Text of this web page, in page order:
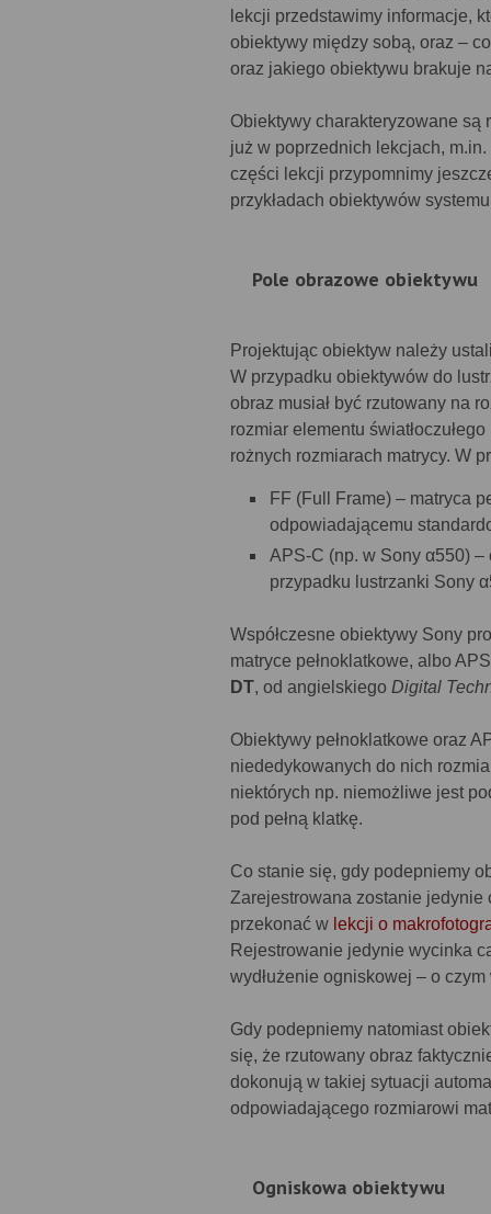
lekcji przedstawimy informacje,
obiektywy między sobą, oraz –
oraz jakiego obiektywu brakuje
Obiektywy charakteryzowane są
już w poprzednich lekcjach,
części lekcji przypomnimy
przykładach obiektywów
Pole obrazowe obiektywu
Projektując obiektyw należy
W przypadku obiektywów do
obraz musiał być rzutowany na
rozmiar elementu
rożnych rozmiarach matrycy. W
FF (Full Frame) – matryca
odpowiadającemu
APS-C (np. w Sony α550) –
przypadku lustrzanki Sony
Współczesne obiektywy Sony
matryce pełnoklatkowe, albo
DT, od angielskiego Digital
Obiektywy pełnoklatkowe oraz
niededykowanych do nich
niektórych np. niemożliwe jest
pod pełną klatkę.
Co stanie się, gdy podepniemy
Zarejestrowana zostanie
przekonać w lekcji o
Rejestrowanie jedynie wycinka
wydłużenie ogniskowej – o
Gdy podepniemy natomiast
się, że rzutowany obraz
dokonują w takiej sytuacji
odpowiadającego rozmiarowi
Ogniskowa obiektywu